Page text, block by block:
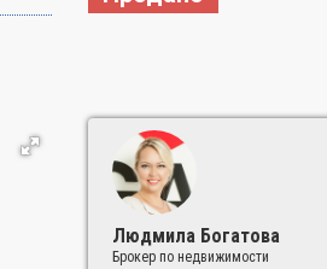
Людмила Богатова
Брокер по недвижимости